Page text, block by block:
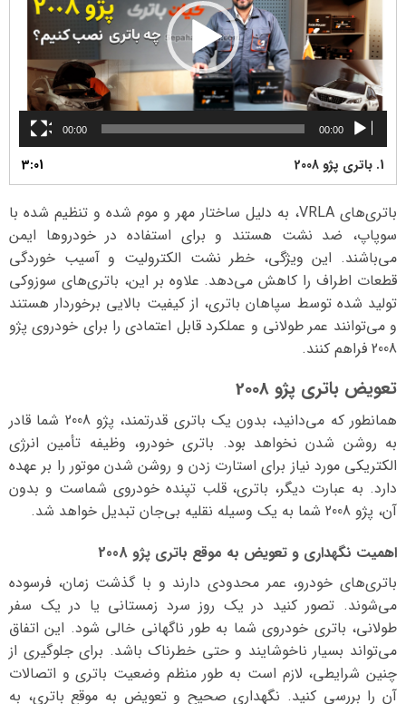
00:00
00:00
1. باتری پژو 2008 3:01
باتری‌های VRLA، به دلیل ساختار مهر و موم شده و تنظیم شده با
سوپاپ، ضد نشت هستند و برای استفاده در خودروها ایمن
می‌باشند. این ویژگی، خطر نشت الکترولیت و آسیب خوردگی
قطعات اطراف را کاهش می‌دهد. علاوه بر این، باتری‌های سوزوکی
تولید شده توسط سپاهان باتری، از کیفیت بالایی برخوردار هستند
و می‌توانند عمر طولانی و عملکرد قابل اعتمادی را برای خودروی پژو
2008 فراهم کنند.
تعویض باتری پژو 2008
همانطور که می‌دانید، بدون یک باتری قدرتمند، پژو 2008 شما قادر
به روشن شدن نخواهد بود. باتری خودرو، وظیفه تأمین انرژی
الکتریکی مورد نیاز برای استارت زدن و روشن شدن موتور را بر عهده
دارد. به عبارت دیگر، باتری، قلب تپنده خودروی شماست و بدون
آن، پژو 2008 شما به یک وسیله نقلیه بی‌جان تبدیل خواهد شد.
اهمیت نگهداری و تعویض به موقع باتری پژو 2008
باتری‌های خودرو، عمر محدودی دارند و با گذشت زمان، فرسوده
می‌شوند. تصور کنید در یک روز سرد زمستانی یا در یک سفر
طولانی، باتری خودروی شما به طور ناگهانی خالی شود. این اتفاق
می‌تواند بسیار ناخوشایند و حتی خطرناک باشد. برای جلوگیری از
چنین شرایطی، لازم است به طور منظم وضعیت باتری و اتصالات
آن را بررسی کنید. نگهداری صحیح و تعویض به موقع باتری، به